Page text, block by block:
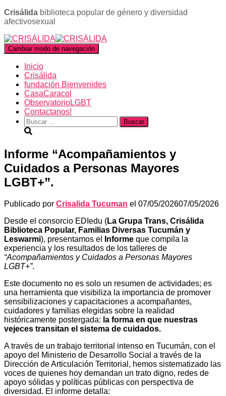
Crisálida biblioteca popular de género y diversidad
afectivosexual
Cambiar modo de navegación
Inicio
Crisálida
fundación Bienvenides
CasaCaracol
ObservatorioLGBT
Contactanos!
Buscar:
Informe “Acompañamientos y
Cuidados a Personas Mayores
LGBT+”.
Publicado por Crisalida Tucuman el 07/05/202607/05/2026
Desde el consorcio EDIedu (La Grupa Trans, Crisálida
Biblioteca Popular, Familias Diversas Tucumán y
Leswarmi), presentamos el Informe que compila la
experiencia y los resultados de los talleres de
“Acompañamientos y Cuidados a Personas Mayores
LGBT+”.
Este documento no es solo un resumen de actividades; es
una herramienta que visibiliza la importancia de promover
sensibilizaciones y capacitaciones a acompañantes,
cuidadores y familias elegidas sobre la realidad
históricamente postergada: la forma en que nuestras
vejeces transitan el sistema de cuidados.
A través de un trabajo territorial intenso en Tucumán, con el
apoyo del Ministerio de Desarrollo Social a través de la
Dirección de Articulación Territorial, hemos sistematizado las
voces de quienes hoy demandan un trato digno, redes de
apoyo sólidas y políticas públicas con perspectiva de
diversidad. El informe detalla: